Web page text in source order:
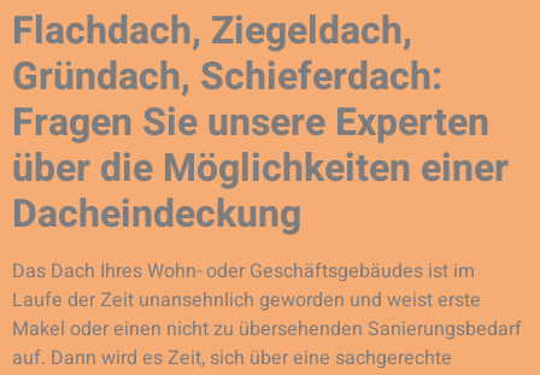
Flachdach, Ziegeldach,
Gründach, Schieferdach:
Fragen Sie unsere Experten
über die Möglichkeiten einer
Dacheindeckung
Das Dach Ihres Wohn- oder Geschäftsgebäudes ist im
Laufe der Zeit unansehnlich geworden und weist erste
Makel oder einen nicht zu übersehenden Sanierungsbedarf
auf. Dann wird es Zeit, sich über eine sachgerechte